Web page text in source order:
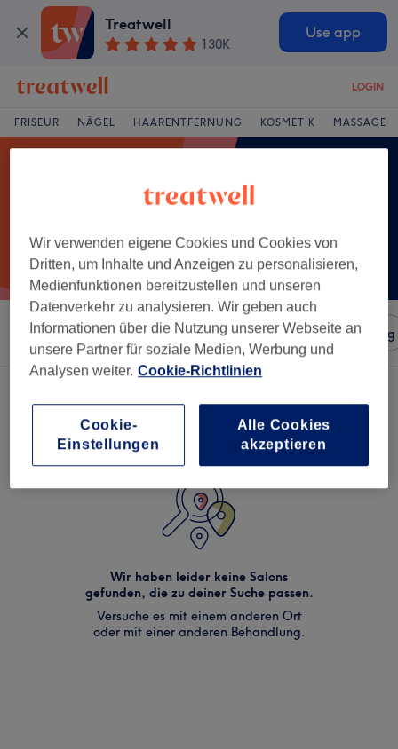
Treatwell
130K
Use app
LOGIN
FRISEUR NÄGEL HAARENTFERNUNG KOSMETIK MASSAGE
Sortieren nach Salons Expressangebote Bewertung
Wir haben leider keine Salons
gefunden, die zu deiner Suche passen.
Versuche es mit einem anderen Ort
oder mit einer anderen Behandlung.
Wir verwenden eigene Cookies und Cookies von
Dritten, um Inhalte und Anzeigen zu personalisieren,
Medienfunktionen bereitzustellen und unseren
Datenverkehr zu analysieren. Wir geben auch
Informationen über die Nutzung unserer Webseite an
unsere Partner für soziale Medien, Werbung und
Analysen weiter. Cookie-Richtlinien
Cookie-
Einstellungen
Alle Cookies
akzeptieren